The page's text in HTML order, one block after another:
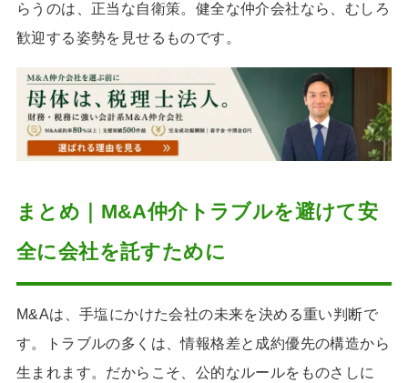
らうのは、正当な自衛策。健全な仲介会社なら、むしろ
歓迎する姿勢を見せるものです。
まとめ｜M&A仲介トラブルを避けて安
全に会社を託すために
M&Aは、手塩にかけた会社の未来を決める重い判断で
す。トラブルの多くは、情報格差と成約優先の構造から
生まれます。だからこそ、公的なルールをものさしに